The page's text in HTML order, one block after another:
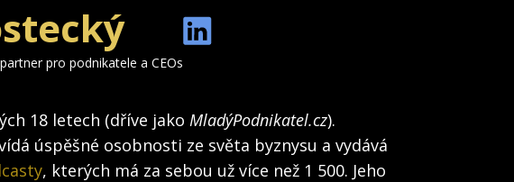
pro podnikatele a CEOs
18 letech (dříve jako MladýPodnikatel.cz).
úspěšné osobnosti ze světa byznysu a vydává
, kterých má za sebou už více než 1 500. Jeho